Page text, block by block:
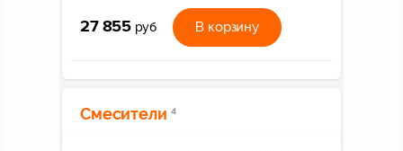
27 855 руб В корзину
Смесители 4